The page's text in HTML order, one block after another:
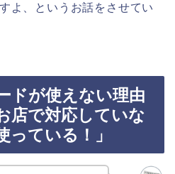
よ、というお話をさせてい
ドが使えない理由
店で対応していな
っている！」